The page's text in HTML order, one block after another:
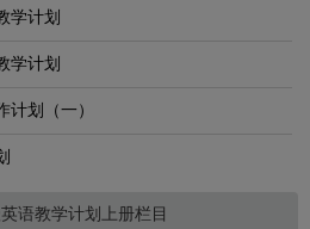
学计划
学计划
划（一）
语教学计划上册栏目